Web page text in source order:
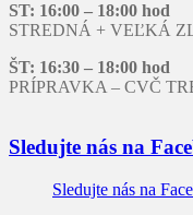
ST: 16:00 – 18:00 hod
STREDNÁ + VEĽKÁ
ŠT: 16:30 – 18:00 hod
PRÍPRAVKA – CVČ
Sledujte nás na
Sledujte nás na